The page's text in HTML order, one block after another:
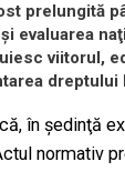
prelungită
evaluarea
viitorul,
în şedinţă
normativ